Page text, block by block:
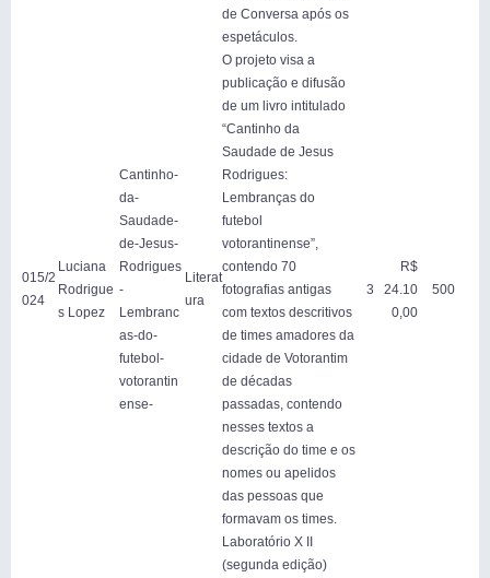
de Conversa após os
espetáculos.
015/2
024
Luciana
Rodrigue
s Lopez
Cantinho-
da-
Saudade-
de-Jesus-
Rodrigues
-
Lembranc
as-do-
futebol-
votorantin
ense-
Literat
ura
O projeto visa a
publicação e difusão
de um livro intitulado
“Cantinho da
Saudade de Jesus
Rodrigues:
Lembranças do
futebol
votorantinense”,
contendo 70
fotografias antigas
com textos descritivos
de times amadores da
cidade de Votorantim
de décadas
passadas, contendo
nesses textos a
descrição do time e os
nomes ou apelidos
das pessoas que
formavam os times.
3
R$
24.10
0,00
500
Laboratório X II
(segunda edição)